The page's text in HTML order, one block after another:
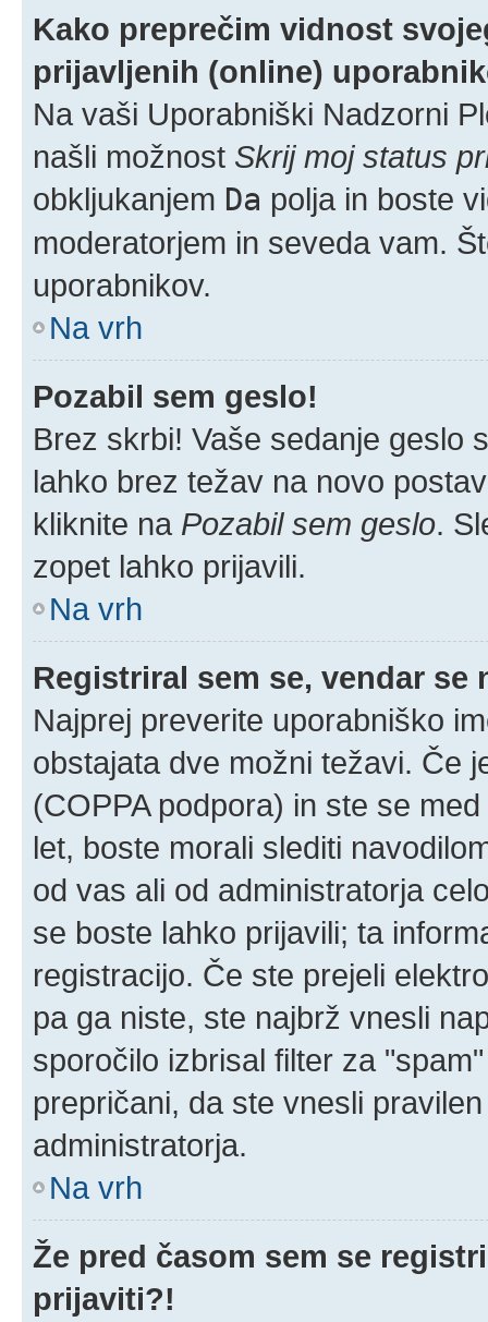
Kako preprečim vidnost
prijavljenih (online)
Na vaši Uporabniški Nadzorni
našli možnost Skrij moj status
obkljukanjem Da polja in boste
moderatorjem in seveda vam.
uporabnikov.
Na vrh
Pozabil sem geslo!
Brez skrbi! Vaše sedanje geslo
lahko brez težav na novo
kliknite na Pozabil sem geslo.
zopet lahko prijavili.
Na vrh
Registriral sem se, vendar se
Najprej preverite uporabniško
obstajata dve možni težavi. Če
(COPPA podpora) in ste se
let, boste morali slediti
od vas ali od administratorja
se boste lahko prijavili; ta
registracijo. Če ste prejeli
pa ga niste, ste najbrž vnesli
sporočilo izbrisal filter za
prepričani, da ste vnesli
administratorja.
Na vrh
Že pred časom sem se
prijaviti?!